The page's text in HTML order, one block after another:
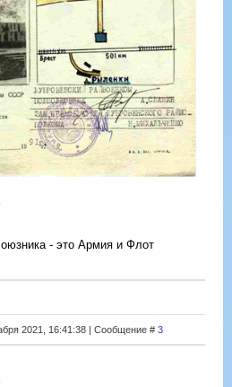
- это Армия и Флот
2021, 16:41:38 | Сообщение # 3